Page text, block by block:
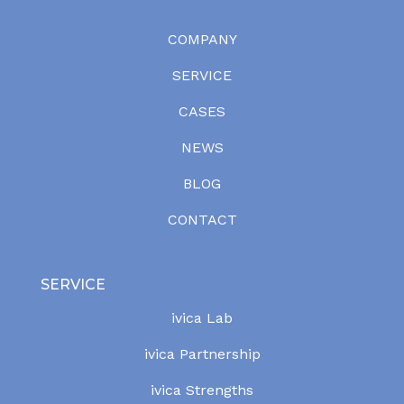
COMPANY
SERVICE
CASES
NEWS
BLOG
CONTACT
SERVICE
ivica Lab
ivica Partnership
ivica Strengths